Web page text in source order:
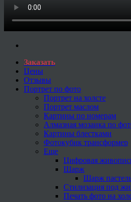
Заказать
Цены
Отзывы
Портрет по фото
Портрет на холсте
Портрет маслом
Картины по номерам
Алмазная мозаика по
Картины блестками
Фотокубик трансформер
Еще
Цифровая
Шарж
Шарж
Стилизация под
Печать фото на